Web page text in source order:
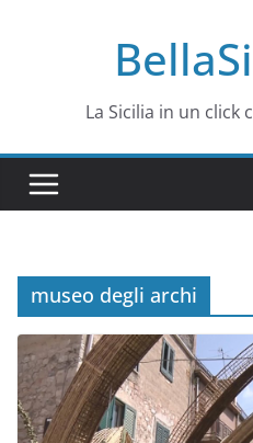
La Sicilia in un click
museo degli archi